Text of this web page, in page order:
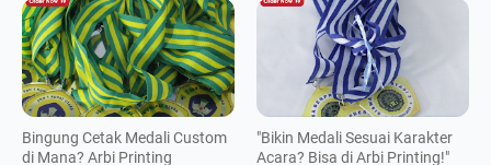
Bingung Cetak Medali Custom
di Mana? Arbi Printing
"Bikin Medali Sesuai Karakter
Acara? Bisa di Arbi Printing!"